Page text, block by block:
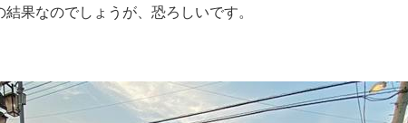
果なのでしょうが、恐ろしいです。